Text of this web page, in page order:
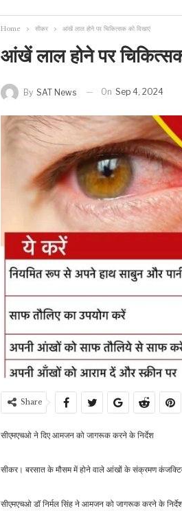
Home सीकर आंखें लाल होने पर चिकित्सक को दिखाएं
आंखें लाल होने पर
By SAT News On Sep 4, 2024
Share
सीएमएचओ ने दिए आमजन को जागरूक करने के निर्देश
सीकर। बरसात के मौसम में होने वाले आंखों के संक्रमण
सीएमएचओ डॉ निर्मल सिंह ने आमजन को जागरूक करने के निर्देश